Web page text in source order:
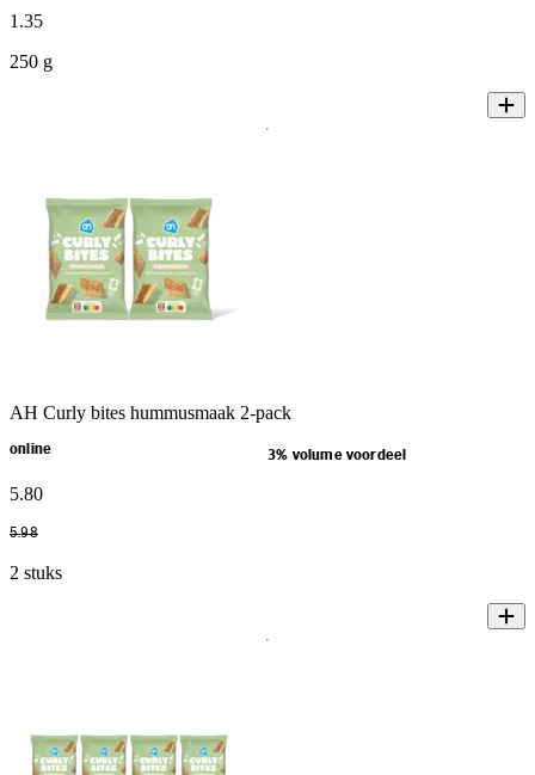
1 .35
250 g
AH Curly bites hummusmaak 2-pack
online 3% volume voordeel
5.80
5.98
2 stuks